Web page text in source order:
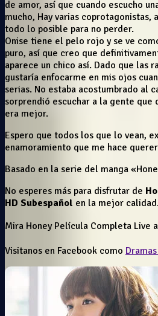
de amor, así que cuando escucho
mucho, Hay varias coprotagonistas,
todo lo posible para no perder.
Onise tiene el pelo rojo y se ve
puro, así que creo que
aparece un chico así. Dado que las
gustaría enfocarme en mis ojos
serias. No estaba acostumbrado al
sorprendió escuchar a la gente
era mejor.
Espero que todos los que lo vean,
enamoramiento que me hace
Basado en la serie del manga
No esperes más para disfrutar de
HD Subespañol en la mejor
Mira Honey Película Completa Live
Visitanos en Facebook como